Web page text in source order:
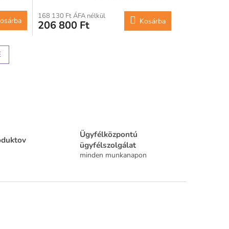
168 130 Ft ÁFA nélkül
206 800 Ft Kosárba
Ügyfélközpontú
ügyfélszolgálat
minden munkanapon